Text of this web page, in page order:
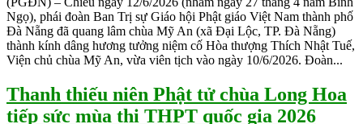
Ngọ), phái đoàn Ban Trị sự Giáo hội Phật giáo Việt Nam thành phố
Đà Nẵng đã quang lâm chùa Mỹ An (xã Đại Lộc, TP. Đà Nẵng)
thành kính dâng hương tưởng niệm cố Hòa thượng Thích Nhật Tuế,
Viện chủ chùa Mỹ An, vừa viên tịch vào ngày 10/6/2026. Đoàn...
Thanh thiếu niên Phật tử chùa Long Hoa
tiếp sức mùa thi THPT quốc gia 2026